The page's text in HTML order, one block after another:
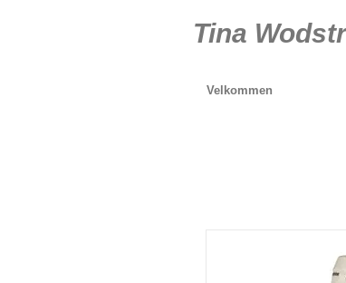
Tina
Velkommen